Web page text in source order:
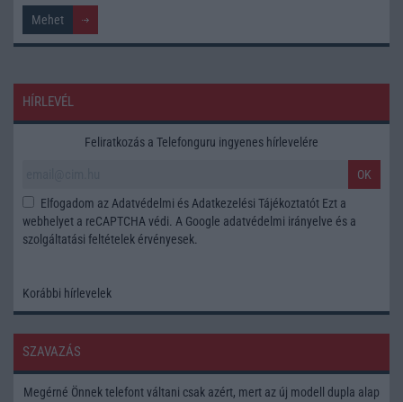
HÍRLEVÉL
Feliratkozás a Telefonguru ingyenes hírlevelére
OK
Elfogadom azAdatvédelmi és Adatkezelési Tájékoztatót Ezt a
webhelyet a reCAPTCHA védi. A Google adatvédelmi irányelve és a
szolgáltatási feltételek érvényesek.
Korábbi hírlevelek
SZAVAZÁS
Megérné Önnek telefont váltani csak azért, mert az új modell dupla alap